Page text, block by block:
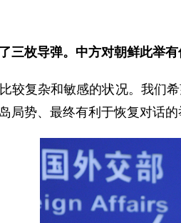
三枚导弹。中方对朝鲜此举有
复杂和敏感的状况。我们希
局势、最终有利于恢复对话的